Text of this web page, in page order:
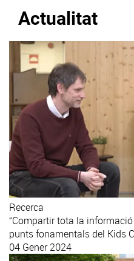
Actualitat
Recerca
“Compartir tota la
punts fonamentals del Kids
04 Gener 2024